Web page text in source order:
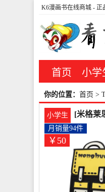
K6漫画书在线商城 - 正
首页 小学
你的位置： 首页 >
小学生 [米格莱
￥50
月销量94件